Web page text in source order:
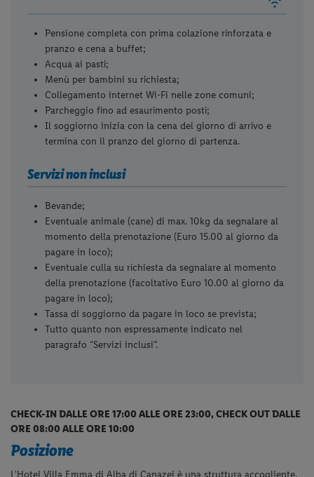
Pensione completa con prima colazione rinforzata e
pranzo e cena a buffet;
Acqua ai pasti;
Menù per bambini su richiesta;
Collegamento internet Wi-Fi nelle zone comuni;
Parcheggio fino ad esaurimento posti;
Il soggiorno inizia con la cena del giorno di arrivo e
termina con il pranzo del giorno di partenza.
Servizi non inclusi
Bevande;
Eventuale animale (cane) di max. 10kg da segnalare al
momento della prenotazione (Euro 15.00 al giorno da
pagare in loco);
Eventuale culla su richiesta da segnalare al momento
della prenotazione (facoltativo Euro 10.00 al giorno da
pagare in loco);
Tassa di soggiorno da pagare in loco se prevista;
Tutto quanto non espressamente indicato nel
paragrafo “Servizi inclusi”.
CHECK-IN DALLE ORE 17:00 ALLE ORE 23:00, CHECK OUT DALLE
ORE 08:00 ALLE ORE 10:00
Posizione